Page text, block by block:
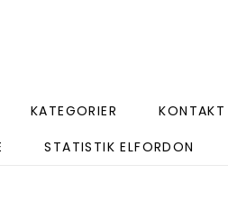
KATEGORIER KONTAKT
STATISTIK ELFORDON